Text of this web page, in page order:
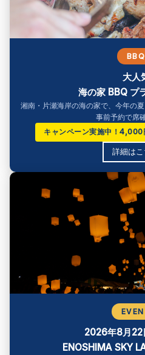
BBQ
大人
海の家 BBQ プ
湘南・片瀬海岸の海の家で、今年の
事前予約で席
キャンペーン実施中！4,000
詳細はこ
2026年8月22
ENOSHIMA SKY